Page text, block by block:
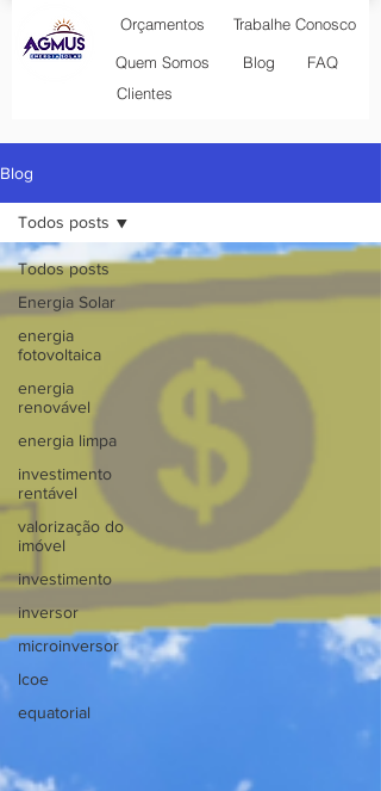
Orçamentos
Quem Somos
Blog FAQ
Trabalhe Conosco
Clientes
Blog
Todos posts
Energia Solar
energia
fotovoltaica
energia
renovável
energia limpa
investimento
rentável
valorização do
imóvel
investimento
inversor
microinversor
lcoe
equatorial
Todos posts